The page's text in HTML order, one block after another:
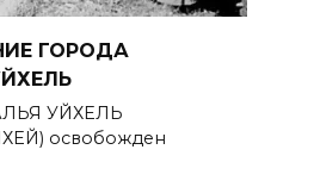
ГОРОДА
УЙХЕЛЬ
освобожден